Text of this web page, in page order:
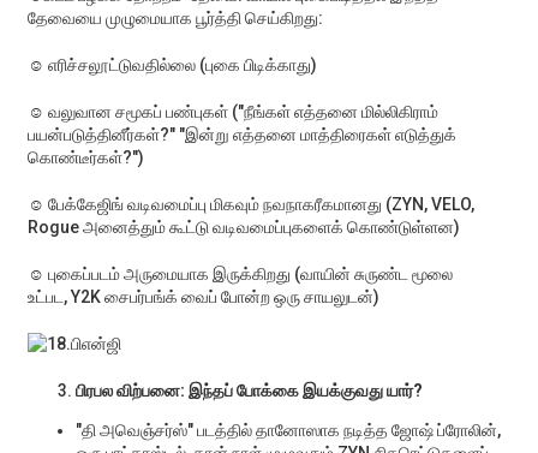
தேவையை முழுமையாக பூர்த்தி செய்கிறது:
☺ எரிச்சலூட்டுவதில்லை (புகை பிடிக்காது)
☺ வலுவான சமூகப் பண்புகள் ("நீங்கள் எத்தனை மில்லிகிராம்
பயன்படுத்தினீர்கள்?" "இன்று எத்தனை மாத்திரைகள் எடுத்துக்
கொண்டீர்கள்?")
☺ பேக்கேஜிங் வடிவமைப்பு மிகவும் நவநாகரீகமானது (ZYN, VELO,
Rogue அனைத்தும் கூட்டு வடிவமைப்புகளைக் கொண்டுள்ளன)
☺ புகைப்படம் அருமையாக இருக்கிறது (வாயின் சுருண்ட மூலை
உட்பட, Y2K சைபர்பங்க் வைப் போன்ற ஒரு சாயலுடன்)
பிரபல விற்பனை: இந்தப் போக்கை இயக்குவது யார்?
"தி அவெஞ்சர்ஸ்" படத்தில் தானோஸாக நடித்த ஜோஷ் ப்ரோலின்,